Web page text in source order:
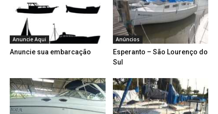
Anuncie Aqui
Anuncie sua embarcação
Anúncios
Esperanto – São Lourenço do
Sul